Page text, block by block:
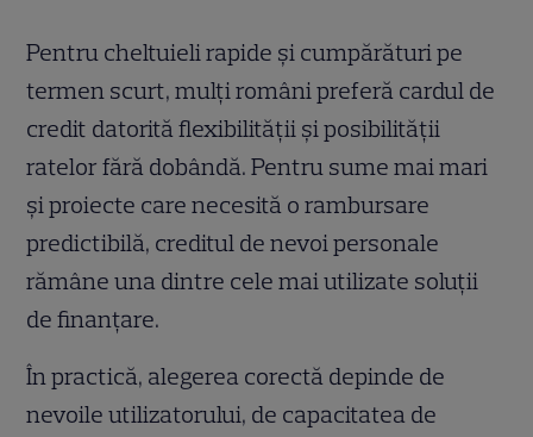
Pentru cheltuieli rapide și cumpărături pe
termen scurt, mulți români preferă cardul de
credit datorită flexibilității și posibilității
ratelor fără dobândă. Pentru sume mai mari
și proiecte care necesită o rambursare
predictibilă, creditul de nevoi personale
rămâne una dintre cele mai utilizate soluții
de finanțare.
În practică, alegerea corectă depinde de
nevoile utilizatorului, de capacitatea de